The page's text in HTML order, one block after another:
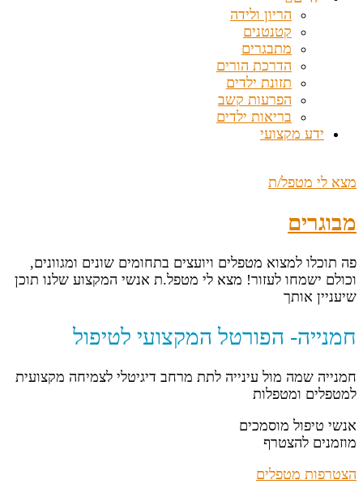
הריון ולידה
קטנטנים
מתבגרים
הדרכת הורים
תזונת ילדים
הפרעות קשב
בריאות ילדים
ידע מקצועי
מצא לי מטפל/ת
מבוגרים
פה תוכלו למצוא מטפלים ויועצים בתחומים שונים ומגוונים,
וכולם ישמחו לעזור! מצא לי מטפל.ת אנשי המקצוע שלנו תוכן
שיעניין אותך
חמנייה- הפורטל המקצועי לטיפול
חמנייה שמה מול עינייה לתת מרחב דיגיטלי לצמיחה מקצועית
למטפלים ומטפלות
אנשי טיפול מוסמכים
מוזמנים להצטרף
הצטרפות מטפלים